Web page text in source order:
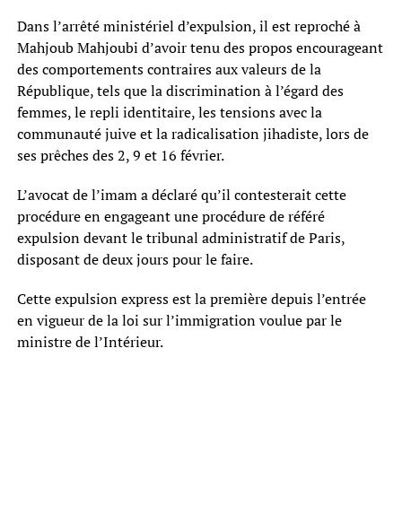
Dans l’arrêté ministériel d’expulsion, il est reproché à
Mahjoub Mahjoubi d’avoir tenu des propos encourageant
des comportements contraires aux valeurs de la
République, tels que la discrimination à l’égard des
femmes, le repli identitaire, les tensions avec la
communauté juive et la radicalisation jihadiste, lors de
ses prêches des 2, 9 et 16 février.
L’avocat de l’imam a déclaré qu’il contesterait cette
procédure en engageant une procédure de référé
expulsion devant le tribunal administratif de Paris,
disposant de deux jours pour le faire.
Cette expulsion express est la première depuis l’entrée
en vigueur de la loi sur l’immigration voulue par le
ministre de l’Intérieur.